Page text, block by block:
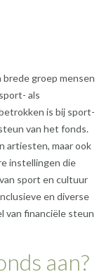
groep mensen
als
is bij sport-
van het fonds.
artiesten, maar ook
instellingen die
sport en cultuur
en diverse
van financiële steun
aan?